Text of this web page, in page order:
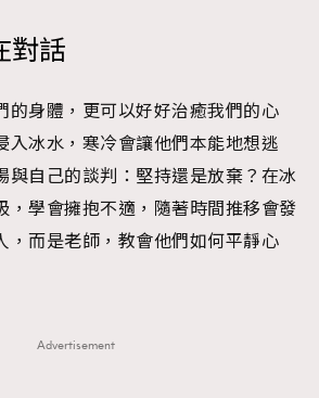
對話
的身體，更可以好好治癒我們的心
入冰水，寒冷會讓他們本能地想逃
與自己的談判：堅持還是放棄？在冰
，學會擁抱不適，隨著時間推移會發
，而是老師，教會他們如何平靜心
Advertisement